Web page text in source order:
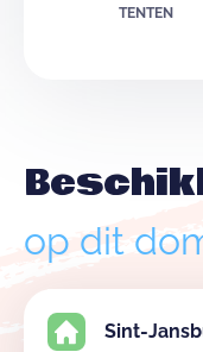
TENTEN
op dit
Sint-